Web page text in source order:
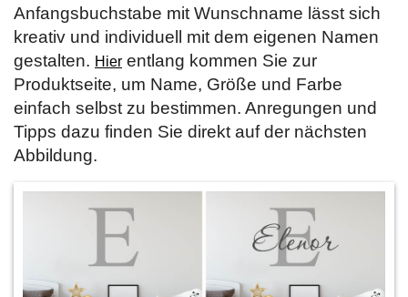
Anfangsbuchstabe mit Wunschname lässt sich
kreativ und individuell mit dem eigenen Namen
gestalten. Hier entlang kommen Sie zur
Produktseite, um Name, Größe und Farbe
einfach selbst zu bestimmen. Anregungen und
Tipps dazu finden Sie direkt auf der nächsten
Abbildung.